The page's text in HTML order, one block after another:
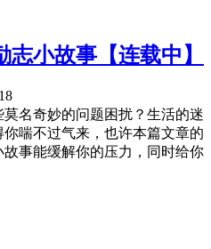
小故事【连载中】
名奇妙的问题困扰？生活的迷
喘不过气来，也许本篇文章的
事能缓解你的压力，同时给你